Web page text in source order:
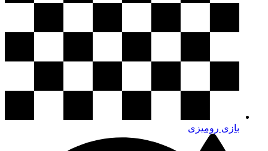
بازی رومیزی